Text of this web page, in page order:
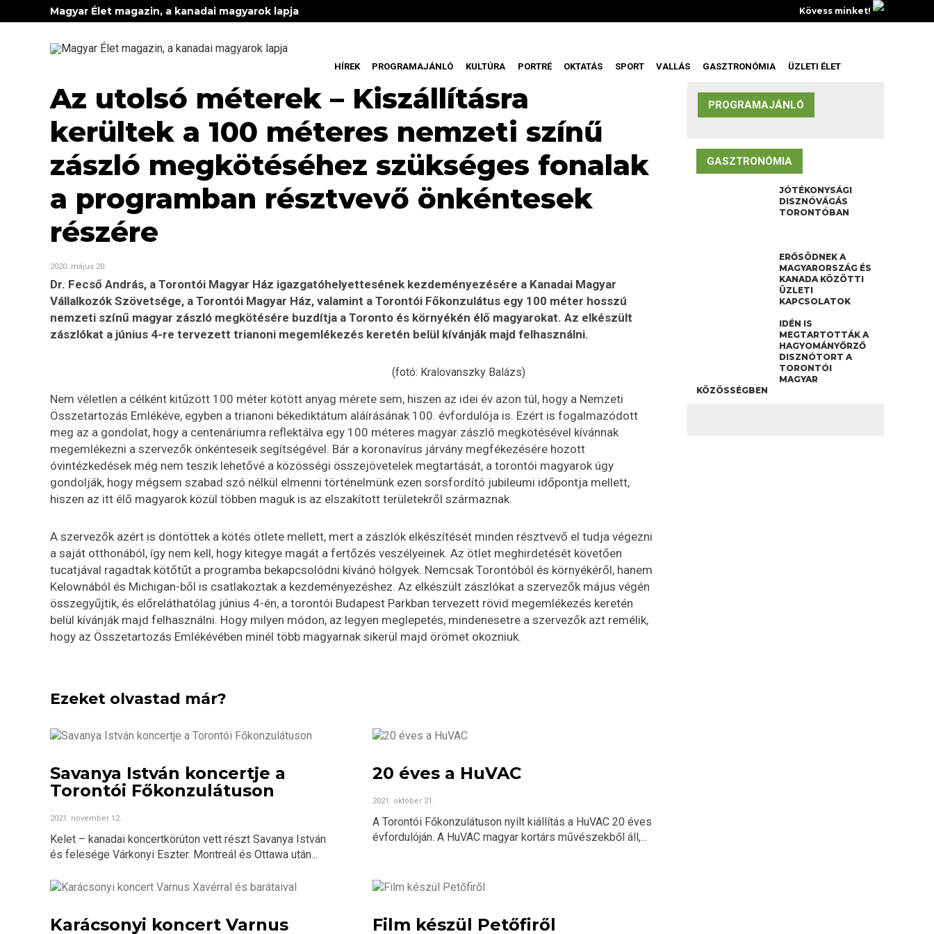
Magyar Élet magazin, a kanadai magyarok lapja Kövess minket!
HÍREK PROGRAMAJÁNLÓ KULTÚRA PORTRÉ OKTATÁS SPORT VALLÁS GASZTRONÓMIA ÜZLETI ÉLET
Az utolsó méterek – Kiszállításra
kerültek a 100 méteres nemzeti színű
zászló megkötéséhez szükséges fonalak
a programban résztvevő önkéntesek
részére
2020. május 20.
Dr. Fecső András, a Torontói Magyar Ház igazgatóhelyettesének kezdeményezésére a Kanadai Magyar
Vállalkozók Szövetsége, a Torontói Magyar Ház, valamint a Torontói Főkonzulátus egy 100 méter hosszú
nemzeti színű magyar zászló megkötésére buzdítja a Toronto és környékén élő magyarokat. Az elkészült
zászlókat a június 4-re tervezett trianoni megemlékezés keretén belül kívánják majd felhasználni.
(fotó: Kralovanszky Balázs)
Nem véletlen a célként kitűzött 100 méter kötött anyag mérete sem, hiszen az idei év azon túl, hogy a Nemzeti
Összetartozás Emlékéve, egyben a trianoni békediktátum aláírásának 100. évfordulója is. Ezért is fogalmazódott
meg az a gondolat, hogy a centenáriumra reflektálva egy 100 méteres magyar zászló megkötésével kívánnak
megemlékezni a szervezők önkénteseik segítségével. Bár a koronavírus járvány megfékezésére hozott
óvintézkedések még nem teszik lehetővé a közösségi összejövetelek megtartását, a torontói magyarok úgy
gondolják, hogy mégsem szabad szó nélkül elmenni történelmünk ezen sorsfordító jubileumi időpontja mellett,
hiszen az itt élő magyarok közül többen maguk is az elszakított területekről származnak.
A szervezők azért is döntöttek a kötés ötlete mellett, mert a zászlók elkészítését minden résztvevő el tudja végezni
a saját otthonából, így nem kell, hogy kitegye magát a fertőzés veszélyeinek. Az ötlet meghirdetését követően
tucatjával ragadtak kötőtűt a programba bekapcsolódni kívánó hölgyek. Nemcsak Torontóból és környékéről, hanem
Kelownából és Michigan-ből is csatlakoztak a kezdeményezéshez. Az elkészült zászlókat a szervezők május végén
összegyűjtik, és előreláthatólag június 4-én, a torontói Budapest Parkban tervezett rövid megemlékezés keretén
belül kívánják majd felhasználni. Hogy milyen módon, az legyen meglepetés, mindenesetre a szervezők azt remélik,
hogy az Összetartozás Emlékévében minél több magyarnak sikerül majd örömet okozniuk.
PROGRAMAJÁNLÓ
GASZTRONÓMIA
JÓTÉKONYSÁGI
DISZNÓVÁGÁS
TORONTÓBAN
ERŐSÖDNEK A
MAGYARORSZÁG ÉS
KANADA KÖZÖTTI
ÜZLETI
KAPCSOLATOK
IDÉN IS
MEGTARTOTTÁK A
HAGYOMÁNYŐRZŐ
DISZNÓTORT A
TORONTÓI
MAGYAR
KÖZÖSSÉGBEN
Ezeket olvastad már?
Savanya István koncertje a
Torontói Főkonzulátuson
2021. november 12.
Kelet – kanadai koncertkörúton vett részt Savanya István
és felesége Várkonyi Eszter. Montreál és Ottawa után...
20 éves a HuVAC
2021. október 21.
A Torontói Főkonzulátuson nyílt kiállítás a HuVAC 20 éves
évfordulóján. A HuVAC magyar kortárs művészekből áll,...
Karácsonyi koncert Varnus
Film készül Petőfiről